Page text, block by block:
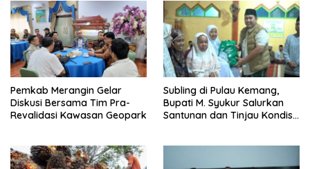
Pemkab Merangin Gelar
Diskusi Bersama Tim Pra-
Revalidasi Kawasan Geopark
Subling di Pulau Kemang,
Bupati M. Syukur Salurkan
Santunan dan Tinjau Kondisi